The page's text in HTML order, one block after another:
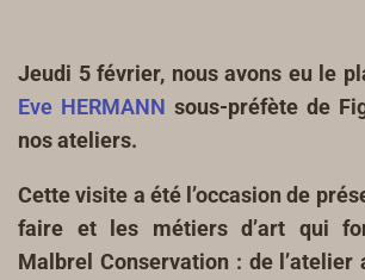
Jeudi 5 février, nous avons eu le
Eve HERMANN sous-préfète de
nos ateliers.
Cette visite a été l’occasion de
faire et les métiers d’art qui
Malbrel Conservation : de l’atelier